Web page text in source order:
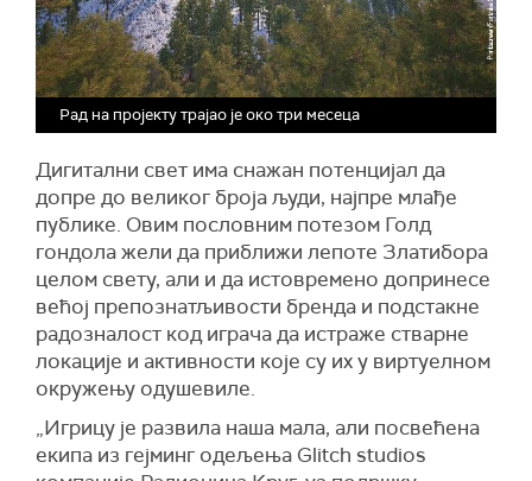
Рад на пројекту трајао је око три месеца
Дигитални свет има снажан потенцијал да
допре до великог броја људи, најпре млађе
публике. Овим пословним потезом Голд
гондола жели да приближи лепоте Златибора
целом свету, али и да истовремено допринесе
већој препознатљивости бренда и подстакне
радозналост код играча да истраже стварне
локације и активности које су их у виртуелном
окружењу одушевиле.
„Игрицу је развила наша мала, али посвећена
екипа из гејминг одељења Glitch studios